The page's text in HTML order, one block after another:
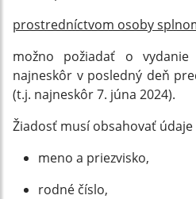
prostredníctvom osoby
možno požiadať o vydanie
najneskôr v posledný deň
(t.j. najneskôr 7. júna 2024).
Žiadosť musí obsahovať údaje
meno a priezvisko,
rodné číslo,